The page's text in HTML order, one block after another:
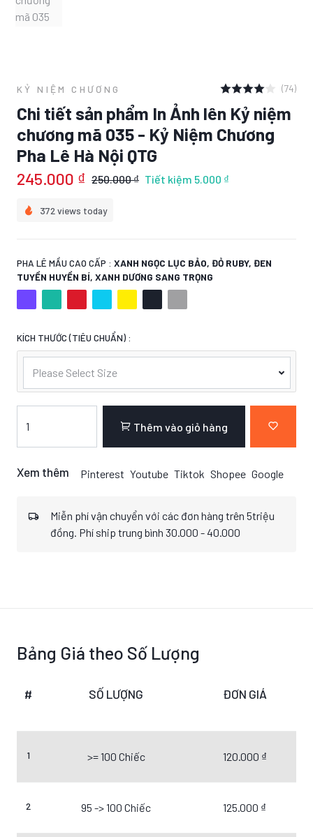
KỶ NIỆM CHƯƠNG (74)
Chi tiết sản phẩm In Ảnh lên Kỷ niệm
chương mã 035 - Kỷ Niệm Chương
Pha Lê Hà Nội QTG
245.000 ₫ 250.000 ₫ Tiết kiệm 5.000 ₫
372 views today
PHA LÊ MẦU CAO CẤP : XANH NGỌC LỤC BẢO, ĐỎ RUBY, ĐEN
TUYỀN HUYỀN BÍ, XANH DƯƠNG SANG TRỌNG
KÍCH THƯỚC (TIÊU CHUẨN) :
Please Select Size
Thêm vào giỏ hàng
Xem thêm Pinterest Youtube Tiktok Shopee Google
Miễn phí vận chuyển với các đơn hàng trên 5triệu
đồng. Phí ship trung bình 30.000 - 40.000
Bảng Giá theo Số Lượng
# SỐ LƯỢNG ĐƠN GIÁ
1 >= 100 Chiếc 120.000 ₫
2 95 -> 100 Chiếc 125.000 ₫